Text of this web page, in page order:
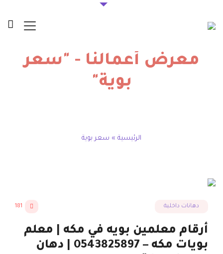
معرض أعمالنا - "سعر
بوية"
الرئيسية » سعر بوية
دهانات داخلية 181
أرقام معلمين بويه في مكه | معلم
بويات مكه – 0543825897 | دهان